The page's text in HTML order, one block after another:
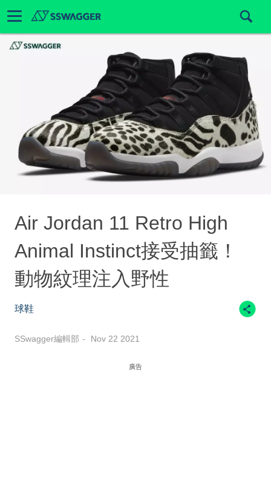
Air Jordan 11 Retro High
Animal Instinct接受抽籤！
動物紋理注入野性
球鞋
SSwagger編輯部 Nov 22 2021
廣告